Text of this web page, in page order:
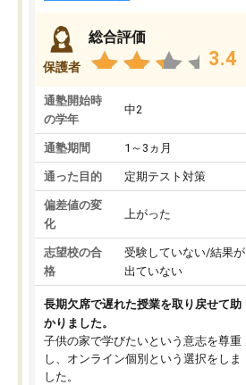
保護者
総合評価
3.4
通塾開始時
の学年
中2
通塾期間 1～3ヵ月
通った目的 定期テスト対策
偏差値の変
化
上がった
志望校の合
格
受験していない/結果が
出ていない
長期欠席で遅れた授業を取り戻せて助
かりました。
子供の家で学びたいという意志を尊重
し、オンライン個別という選択をしま
した。